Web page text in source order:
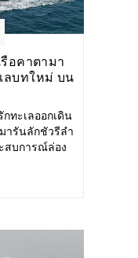
รือคาตามา
ลบทใหม่ บน
ทะเลออกเดิน
ารันลักชัวรีลำ
สบการณ์ล่อง
งแรมระดับ